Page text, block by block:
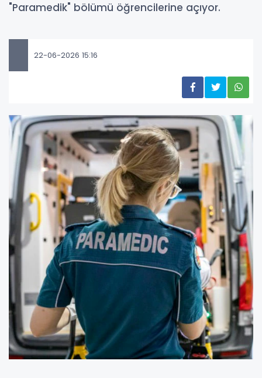
"Paramedik" bölümü öğrencilerine açıyor.
22-06-2026 15:16